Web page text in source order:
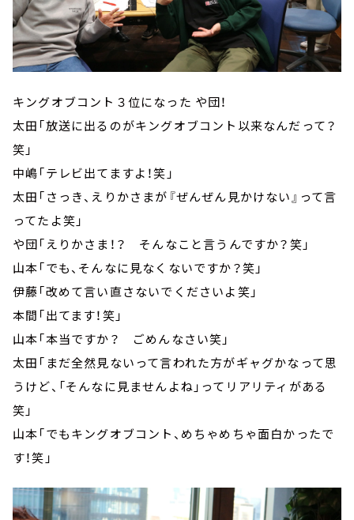
キングオブコント３位になった や団！
太田「放送に出るのがキングオブコント以来なんだって？
笑」
中嶋「テレビ出てますよ！笑」
太田「さっき、えりかさまが『ぜんぜん見かけない』って言
ってたよ笑」
や団「えりかさま！？ そんなこと言うんですか？笑」
山本「でも、そんなに見なくないですか？笑」
伊藤「改めて言い直さないでくださいよ笑」
本間「出てます！笑」
山本「本当ですか？ ごめんなさい笑」
太田「まだ全然見ないって言われた方がギャグかなって思
うけど、「そんなに見ませんよね」ってリアリティがある
笑」
山本「でもキングオブコント、めちゃめちゃ面白かったで
す！笑」